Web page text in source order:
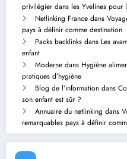
privilégier dans les Yvelines pour
Netlinking France dans
pays à définir comme destination
Packs backlinks dans Les
enfant
Moderne dans Hygiène
pratiques d’hygiène
Blog de l’information dans
son enfant est sûr ?
Annuaire du netlinking dans
remarquables pays à définir